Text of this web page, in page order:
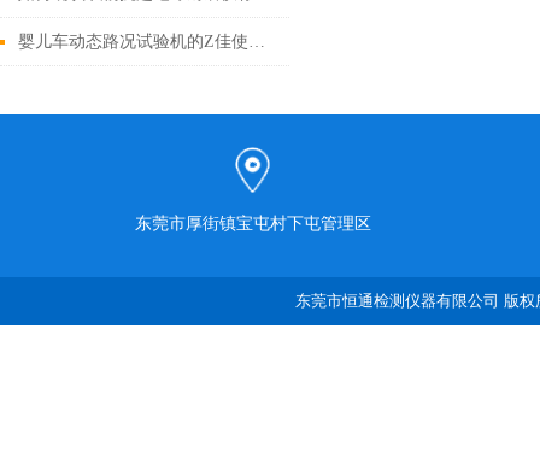
婴儿车动态路况试验机的Z佳使用环境
东莞市厚街镇宝屯村下屯管理区
东莞市恒通检测仪器有限公司 版